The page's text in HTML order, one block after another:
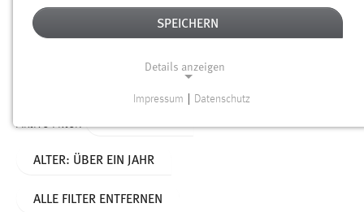
Alter
Aktive Filter:
ALTER: ÜBER EIN JAHR
ALLE FILTER ENTFERNEN
SPEICHERN
Details anzeigen
Funktionen und sind für die einwandfreie Funktion der
Impressum Datenschutz